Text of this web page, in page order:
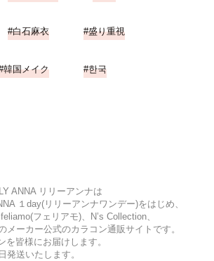
白石麻衣 盛り重視
韓国メイク 한국
ANNA リリーアンナは
１day(リリーアンナワンデー)をはじめ、
フェリアモ)、N’s Collection、
メーカー公式のカラコン通販サイトです。
皆様にお届けします。
発送いたします。